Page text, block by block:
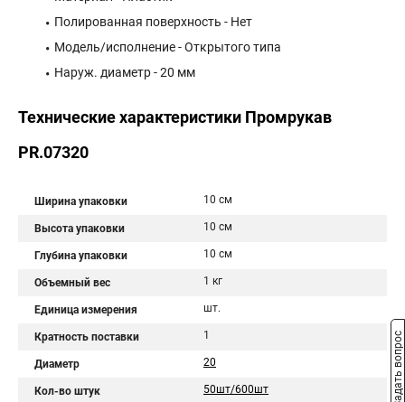
Полированная поверхность - Нет
Модель/исполнение - Открытого типа
Наруж. диаметр - 20 мм
Технические характеристики Промрукав
PR.07320
Ширина упаковки 10 см
Высота упаковки 10 см
Глубина упаковки 10 см
Объемный вес 1 кг
Единица измерения шт.
Кратность поставки 1
Диаметр 20
Кол-во штук 50шт/600шт Задать вопрос